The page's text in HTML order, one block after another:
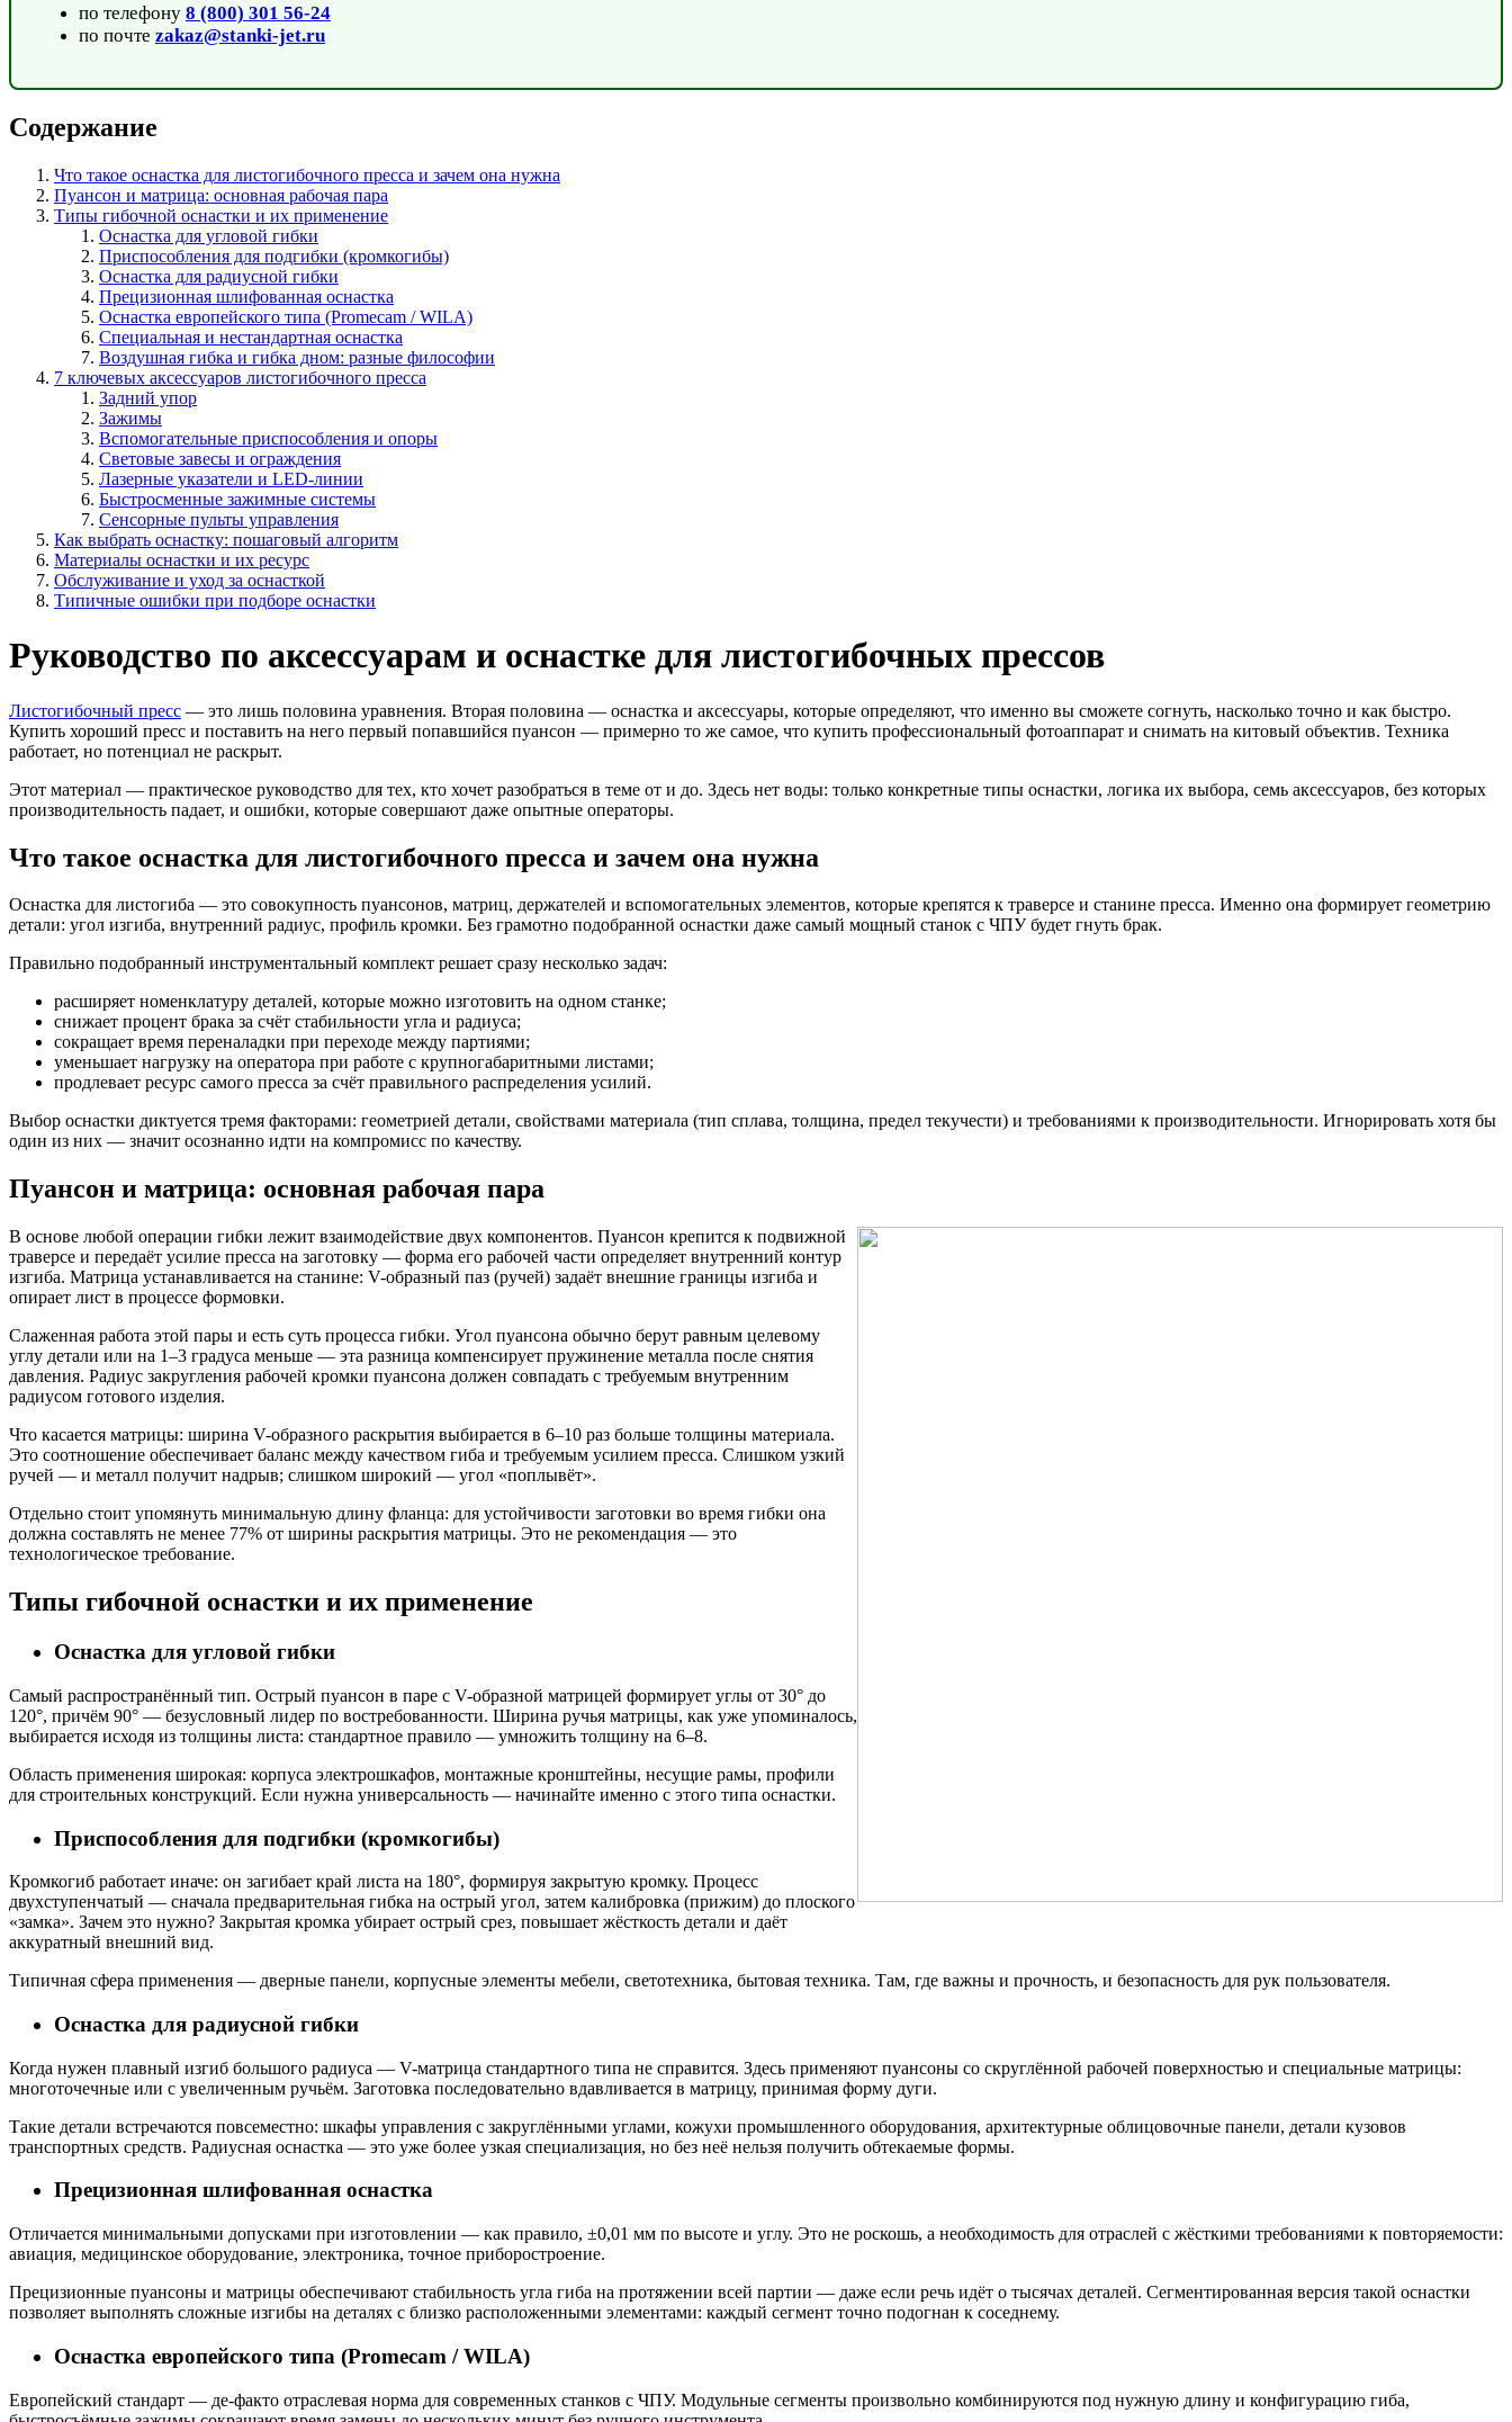
по телефону 8 (800) 301 56-24
по почте zakaz@stanki-jet.ru
Содержание
Что такое оснастка для листогибочного пресса и зачем она нужна
Пуансон и матрица: основная рабочая пара
Типы гибочной оснастки и их применение
Оснастка для угловой гибки
Приспособления для подгибки (кромкогибы)
Оснастка для радиусной гибки
Прецизионная шлифованная оснастка
Оснастка европейского типа (Promecam / WILA)
Специальная и нестандартная оснастка
Воздушная гибка и гибка дном: разные философии
7 ключевых аксессуаров листогибочного пресса
Задний упор
Зажимы
Вспомогательные приспособления и опоры
Световые завесы и ограждения
Лазерные указатели и LED-линии
Быстросменные зажимные системы
Сенсорные пульты управления
Как выбрать оснастку: пошаговый алгоритм
Материалы оснастки и их ресурс
Обслуживание и уход за оснасткой
Типичные ошибки при подборе оснастки
Руководство по аксессуарам и оснастке для листогибочных прессов
Листогибочный пресс — это лишь половина уравнения. Вторая половина — оснастка и аксессуары, которые определяют, что именно вы сможете согнуть, насколько точно и как быстро.
Купить хороший пресс и поставить на него первый попавшийся пуансон — примерно то же самое, что купить профессиональный фотоаппарат и снимать на китовый объектив. Техника
работает, но потенциал не раскрыт.
Этот материал — практическое руководство для тех, кто хочет разобраться в теме от и до. Здесь нет воды: только конкретные типы оснастки, логика их выбора, семь аксессуаров, без которых
производительность падает, и ошибки, которые совершают даже опытные операторы.
Что такое оснастка для листогибочного пресса и зачем она нужна
Оснастка для листогиба — это совокупность пуансонов, матриц, держателей и вспомогательных элементов, которые крепятся к траверсе и станине пресса. Именно она формирует геометрию
детали: угол изгиба, внутренний радиус, профиль кромки. Без грамотно подобранной оснастки даже самый мощный станок с ЧПУ будет гнуть брак.
Правильно подобранный инструментальный комплект решает сразу несколько задач:
расширяет номенклатуру деталей, которые можно изготовить на одном станке;
снижает процент брака за счёт стабильности угла и радиуса;
сокращает время переналадки при переходе между партиями;
уменьшает нагрузку на оператора при работе с крупногабаритными листами;
продлевает ресурс самого пресса за счёт правильного распределения усилий.
Выбор оснастки диктуется тремя факторами: геометрией детали, свойствами материала (тип сплава, толщина, предел текучести) и требованиями к производительности. Игнорировать хотя бы
один из них — значит осознанно идти на компромисс по качеству.
Пуансон и матрица: основная рабочая пара
В основе любой операции гибки лежит взаимодействие двух компонентов. Пуансон крепится к подвижной
траверсе и передаёт усилие пресса на заготовку — форма его рабочей части определяет внутренний контур
изгиба. Матрица устанавливается на станине: V-образный паз (ручей) задаёт внешние границы изгиба и
опирает лист в процессе формовки.
Слаженная работа этой пары и есть суть процесса гибки. Угол пуансона обычно берут равным целевому
углу детали или на 1–3 градуса меньше — эта разница компенсирует пружинение металла после снятия
давления. Радиус закругления рабочей кромки пуансона должен совпадать с требуемым внутренним
радиусом готового изделия.
Что касается матрицы: ширина V-образного раскрытия выбирается в 6–10 раз больше толщины материала.
Это соотношение обеспечивает баланс между качеством гиба и требуемым усилием пресса. Слишком узкий
ручей — и металл получит надрыв; слишком широкий — угол «поплывёт».
Отдельно стоит упомянуть минимальную длину фланца: для устойчивости заготовки во время гибки она
должна составлять не менее 77% от ширины раскрытия матрицы. Это не рекомендация — это
технологическое требование.
Типы гибочной оснастки и их применение
Оснастка для угловой гибки
Самый распространённый тип. Острый пуансон в паре с V-образной матрицей формирует углы от 30° до
120°, причём 90° — безусловный лидер по востребованности. Ширина ручья матрицы, как уже упоминалось,
выбирается исходя из толщины листа: стандартное правило — умножить толщину на 6–8.
Область применения широкая: корпуса электрошкафов, монтажные кронштейны, несущие рамы, профили
для строительных конструкций. Если нужна универсальность — начинайте именно с этого типа оснастки.
Приспособления для подгибки (кромкогибы)
Кромкогиб работает иначе: он загибает край листа на 180°, формируя закрытую кромку. Процесс
двухступенчатый — сначала предварительная гибка на острый угол, затем калибровка (прижим) до плоского
«замка». Зачем это нужно? Закрытая кромка убирает острый срез, повышает жёсткость детали и даёт
аккуратный внешний вид.
Типичная сфера применения — дверные панели, корпусные элементы мебели, светотехника, бытовая техника. Там, где важны и прочность, и безопасность для рук пользователя.
Оснастка для радиусной гибки
Когда нужен плавный изгиб большого радиуса — V-матрица стандартного типа не справится. Здесь применяют пуансоны со скруглённой рабочей поверхностью и специальные матрицы:
многоточечные или с увеличенным ручьём. Заготовка последовательно вдавливается в матрицу, принимая форму дуги.
Такие детали встречаются повсеместно: шкафы управления с закруглёнными углами, кожухи промышленного оборудования, архитектурные облицовочные панели, детали кузовов
транспортных средств. Радиусная оснастка — это уже более узкая специализация, но без неё нельзя получить обтекаемые формы.
Прецизионная шлифованная оснастка
Отличается минимальными допусками при изготовлении — как правило, ±0,01 мм по высоте и углу. Это не роскошь, а необходимость для отраслей с жёсткими требованиями к повторяемости:
авиация, медицинское оборудование, электроника, точное приборостроение.
Прецизионные пуансоны и матрицы обеспечивают стабильность угла гиба на протяжении всей партии — даже если речь идёт о тысячах деталей. Сегментированная версия такой оснастки
позволяет выполнять сложные изгибы на деталях с близко расположенными элементами: каждый сегмент точно подогнан к соседнему.
Оснастка европейского типа (Promecam / WILA)
Европейский стандарт — де-факто отраслевая норма для современных станков с ЧПУ. Модульные сегменты произвольно комбинируются под нужную длину и конфигурацию гиба,